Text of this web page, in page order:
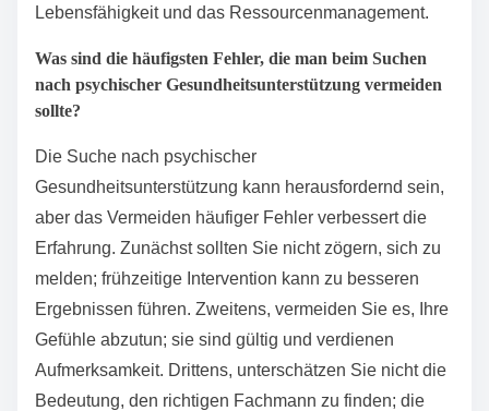
Lebensfähigkeit und das Ressourcenmanagement.
Was sind die häufigsten Fehler, die man beim Suchen
nach psychischer Gesundheitsunterstützung vermeiden
sollte?
Die Suche nach psychischer
Gesundheitsunterstützung kann herausfordernd sein,
aber das Vermeiden häufiger Fehler verbessert die
Erfahrung. Zunächst sollten Sie nicht zögern, sich zu
melden; frühzeitige Intervention kann zu besseren
Ergebnissen führen. Zweitens, vermeiden Sie es, Ihre
Gefühle abzutun; sie sind gültig und verdienen
Aufmerksamkeit. Drittens, unterschätzen Sie nicht die
Bedeutung, den richtigen Fachmann zu finden; die